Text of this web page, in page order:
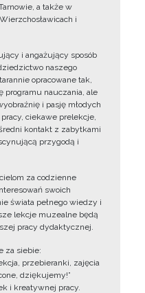
a także w
i
i angażujący sposób
naszego
opracowane tak,
programu nauczania, ale
i pasję młodych
ciekawe prelekcje,
kontakt z zabytkami
przygodą i
za codzienne
swoich
świata pełnego wiedzy i
lekcje muzealne będą
pracy dydaktycznej.
za siebie:
przebieranki, zajęcia
dziękujemy!”
i kreatywnej pracy.